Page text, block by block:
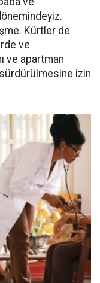
Kürtler de
ve
ve apartman
izin